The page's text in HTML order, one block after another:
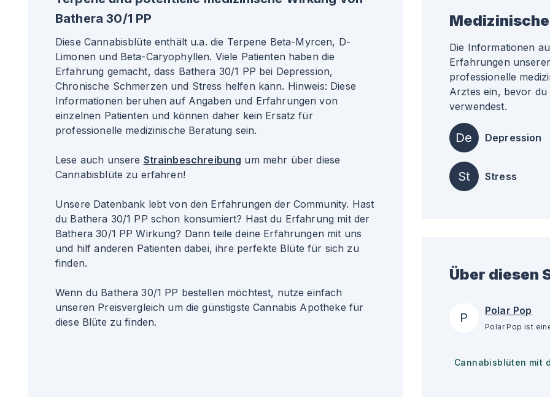
Bathera 30/1 PP
Diese Cannabisblüte enthält u.a. die Terpene Beta-Myrcen, D-
Limonen und Beta-Caryophyllen. Viele Patienten haben die
Erfahrung gemacht, dass Bathera 30/1 PP bei Depression,
Chronische Schmerzen und Stress helfen kann. Hinweis: Diese
Informationen beruhen auf Angaben und Erfahrungen von
einzelnen Patienten und können daher kein Ersatz für
professionelle medizinische Beratung sein.
Lese auch unsere Strainbeschreibung um mehr über diese
Cannabisblüte zu erfahren!
Unsere Datenbank lebt von den Erfahrungen der Community. Hast
du Bathera 30/1 PP schon konsumiert? Hast du Erfahrung mit der
Bathera 30/1 PP Wirkung? Dann teile deine Erfahrungen mit uns
und hilf anderen Patienten dabei, ihre perfekte Blüte für sich zu
finden.
Wenn du Bathera 30/1 PP bestellen möchtest, nutze einfach
unseren Preisvergleich um die günstigste Cannabis Apotheke für
diese Blüte zu finden.
Die Informationen
Erfahrungen
professionelle
Arztes ein, bevor
verwendest.
De Depression
St Stress
Über diesen
P Polar Pop
Cannabisblüten mit